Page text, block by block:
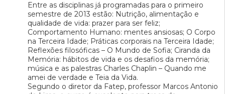
Entre as disciplinas já programadas para o primeiro
semestre de 2013 estão: Nutrição, alimentação e
qualidade de vida: prazer para ser feliz;
Comportamento Humano: mentes ansiosas; O Corpo
na Terceira Idade; Práticas corporais na Terceira Idade;
Reflexões filosóficas – O Mundo de Sofia; Ciranda da
Memória: hábitos de vida e os desafios da memória;
música e as palestras Charles Chaplin – Quando me
amei de verdade e Teia da Vida.
Segundo o diretor da Fatep, professor Marcos Antonio